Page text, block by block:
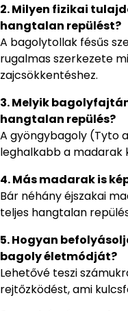
2. Milyen fizikai
hangtalan repülést?
A bagolytollak fésűs
rugalmas szerkezete
zajcsökkentéshez.
3. Melyik
hangtalan repülés?
A gyöngybagoly (Tyto
leghalkabb a madarak
4. Más madarak is
Bár néhány éjszakai
teljes hangtalan
5. Hogyan
bagoly életmódját?
Lehetővé teszi
rejtőzködést, ami